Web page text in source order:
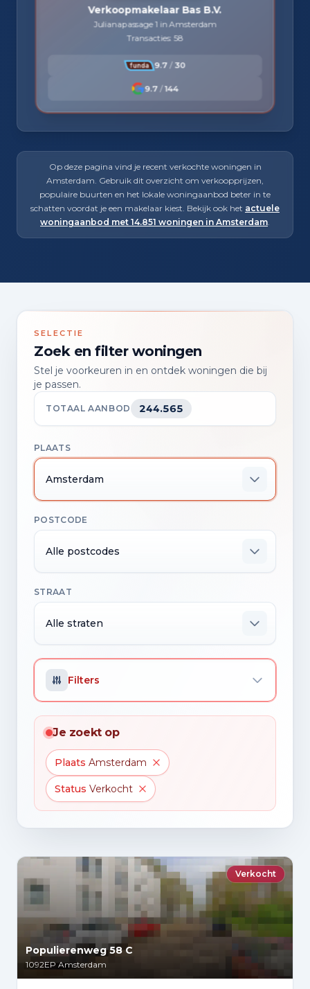
Verkoopmakelaar Bas B.V.
Julianapassage 1 in Amsterdam
Transacties: 58
9.7 / 30
9.7 / 144
Op deze pagina vind je recent verkochte woningen in
Amsterdam. Gebruik dit overzicht om verkoopprijzen,
populaire buurten en het lokale woningaanbod beter in te
schatten voordat je een makelaar kiest. Bekijk ook het actuele
woningaanbod met 14.851 woningen in Amsterdam.
SELECTIE
Zoek en filter woningen
Stel je voorkeuren in en ontdek woningen die bij
je passen.
TOTAAL AANBOD 244.565
PLAATS
Amsterdam
POSTCODE
Alle postcodes
STRAAT
Alle straten
Filters
Je zoekt op
Plaats Amsterdam
Status Verkocht
Verkocht
Populierenweg 58 C
1092EP Amsterdam